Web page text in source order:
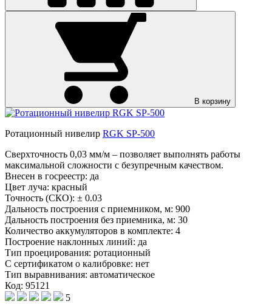
В корзину
Ротационный нивелир RGK SP-500
Сверхточность 0,03 мм/м – позволяет выполнять работы
максимальной сложности с безупречным качеством.
Внесен в госреестр: да
Цвет луча: красный
Точность (СКО): ± 0.03
Дальность построения с приемником, м: 900
Дальность построения без приемника, м: 30
Количество аккумуляторов в комплекте: 4
Построение наклонных линий: да
Тип проецирования: ротационный
С сертификатом о калибровке: нет
Тип выравнивания: автоматическое
Код: 95121
5